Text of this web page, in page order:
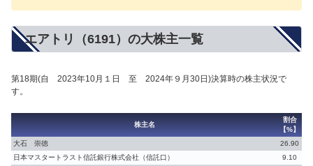
エアトリ（6191）の大株主一覧
第18期(自 2023年10月１日 至 2024年９月30日)決算時の株主状況で
す。
株主名
割合
【%】
大石 崇徳
26.90
日本マスタートラスト信託銀行株式会社（信託口）
9.10